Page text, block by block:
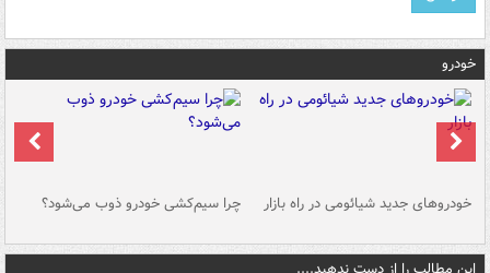
خودرو
خودروهای جدید شیائومی در راه بازار چرا سیم‌کشی خودرو ذوب می‌شود؟